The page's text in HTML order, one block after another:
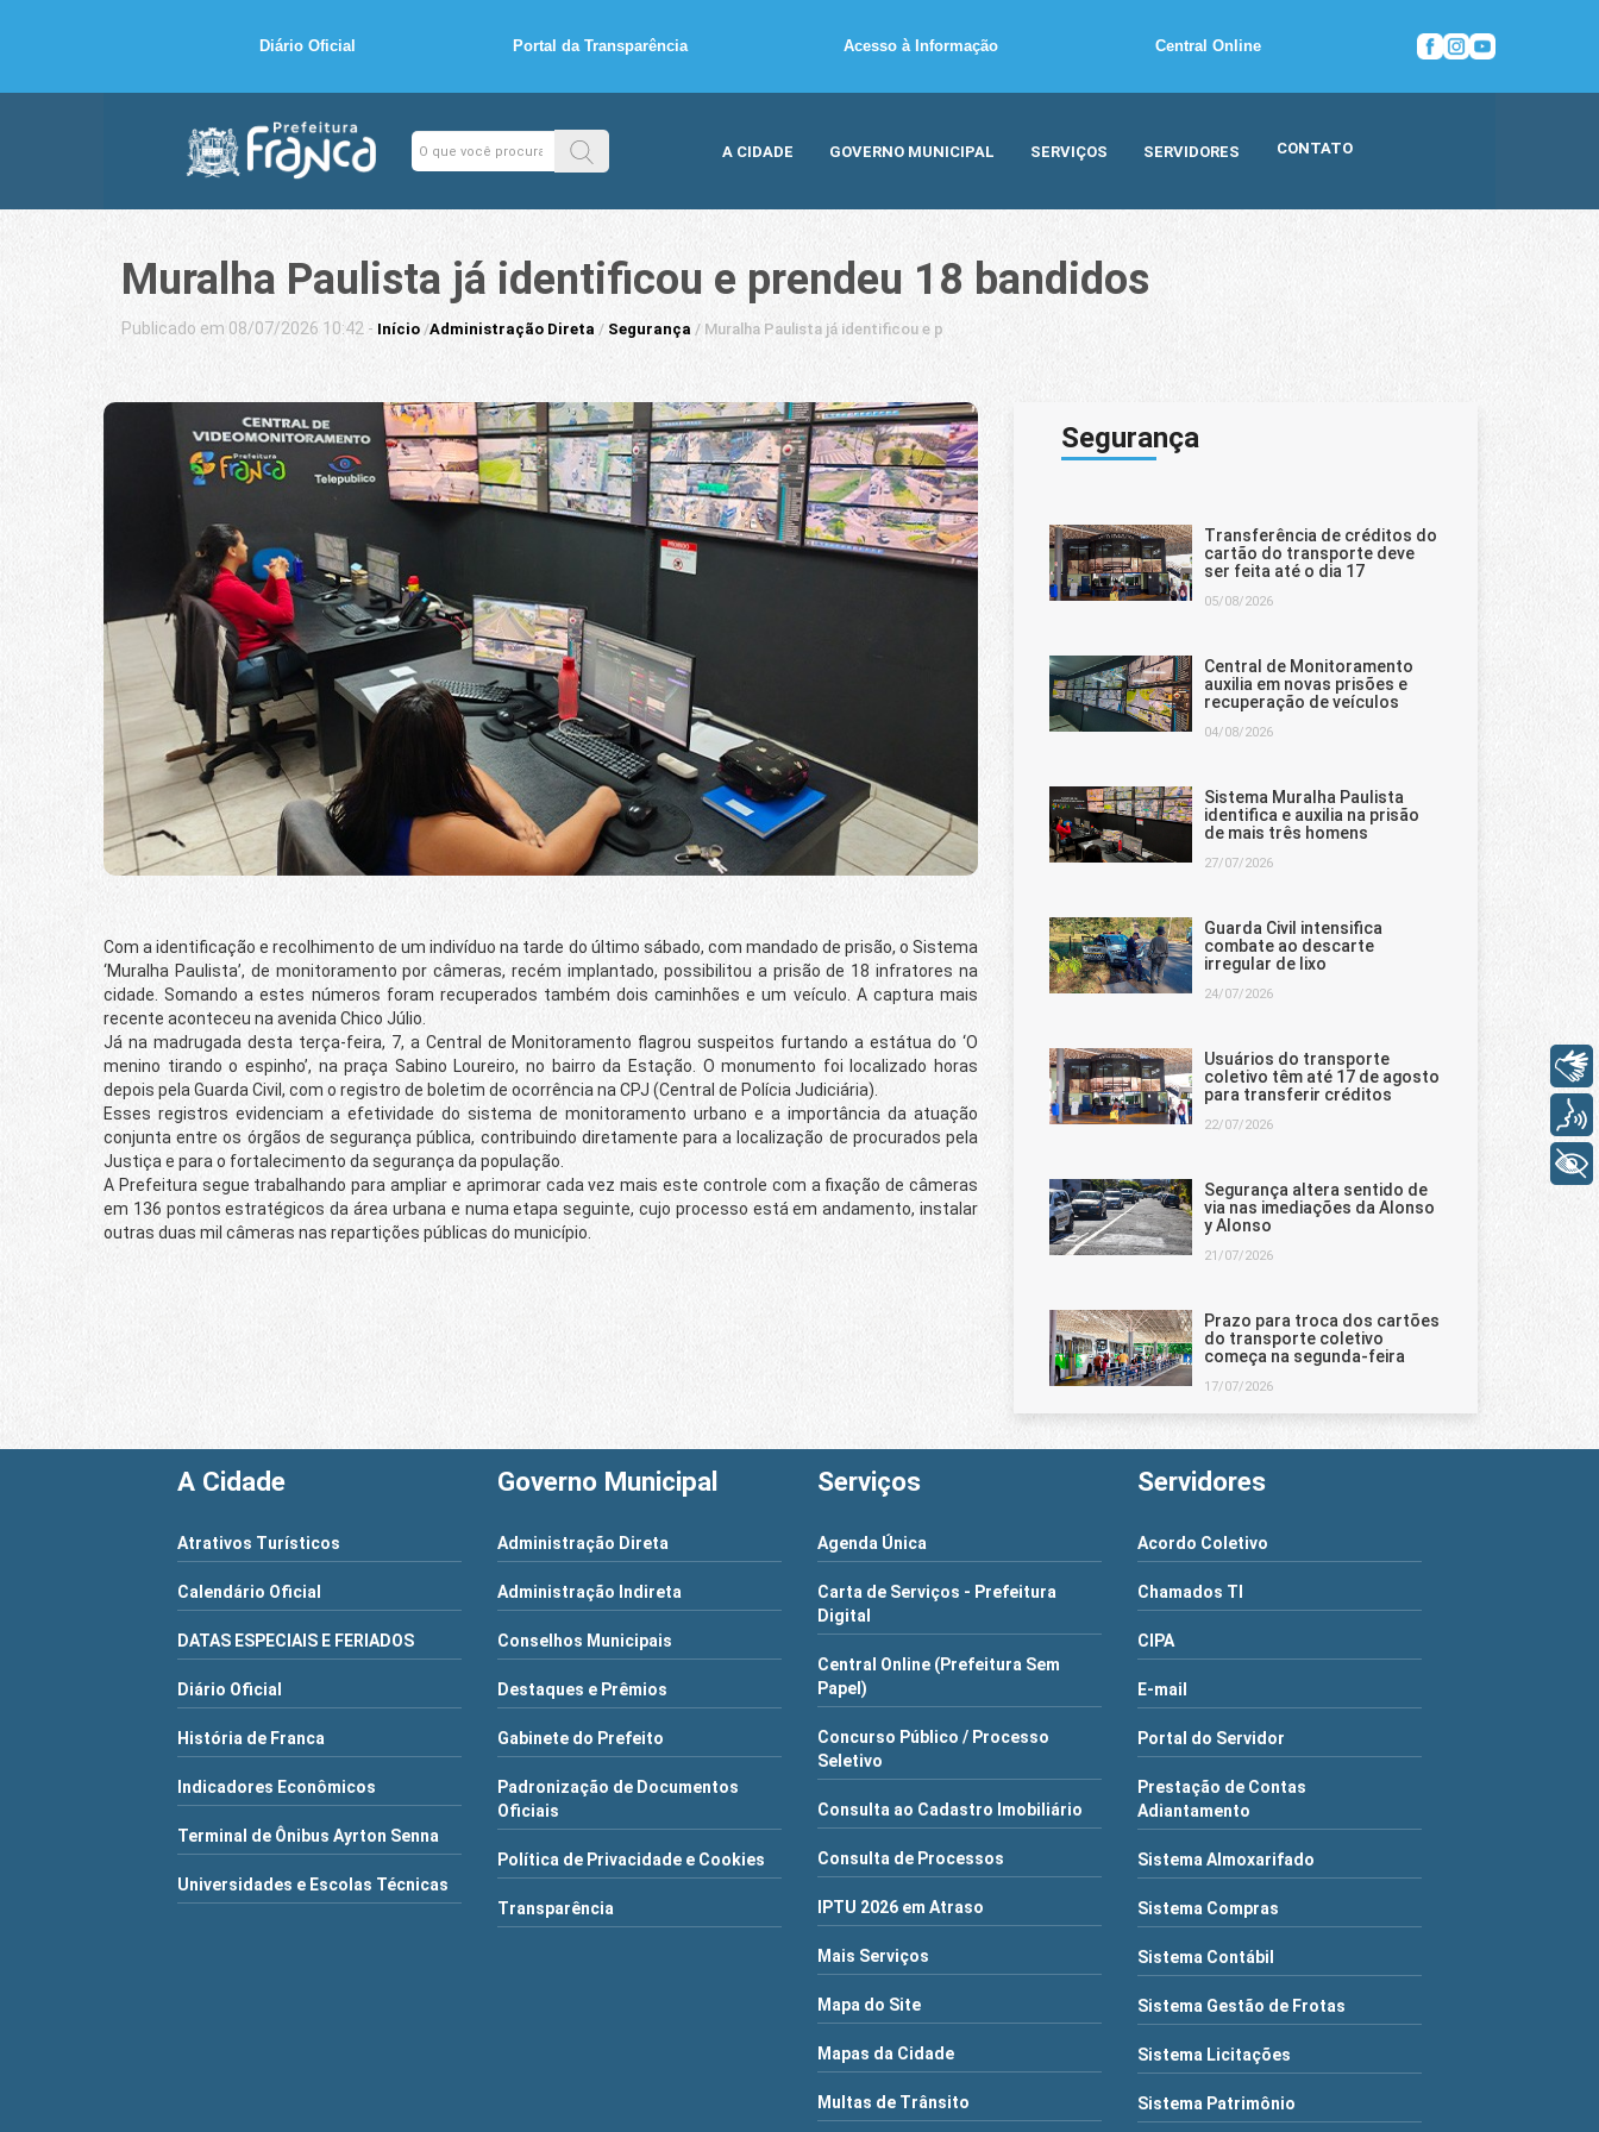
Diário Oficial Portal da Transparência Acesso à Informação Central Online
A CIDADE GOVERNO MUNICIPAL SERVIÇOS SERVIDORES CONTATO
Muralha Paulista já identificou e prendeu 18 bandidos
Publicado em 08/07/2026 10:42 - Início /Administração Direta / Segurança / Muralha Paulista já identificou e prendeu 18 bandidos
Com a identificação e recolhimento de um indivíduo na tarde do último sábado, com mandado de prisão, o Sistema
‘Muralha Paulista’, de monitoramento por câmeras, recém implantado, possibilitou a prisão de 18 infratores na
cidade. Somando a estes números foram recuperados também dois caminhões e um veículo. A captura mais
recente aconteceu na avenida Chico Júlio.
Já na madrugada desta terça-feira, 7, a Central de Monitoramento flagrou suspeitos furtando a estátua do ‘O
menino tirando o espinho’, na praça Sabino Loureiro, no bairro da Estação. O monumento foi localizado horas
depois pela Guarda Civil, com o registro de boletim de ocorrência na CPJ (Central de Polícia Judiciária).
Esses registros evidenciam a efetividade do sistema de monitoramento urbano e a importância da atuação
conjunta entre os órgãos de segurança pública, contribuindo diretamente para a localização de procurados pela
Justiça e para o fortalecimento da segurança da população.
A Prefeitura segue trabalhando para ampliar e aprimorar cada vez mais este controle com a fixação de câmeras
em 136 pontos estratégicos da área urbana e numa etapa seguinte, cujo processo está em andamento, instalar
outras duas mil câmeras nas repartições públicas do município.
Segurança
Transferência de créditos do
cartão do transporte deve
ser feita até o dia 17
05/08/2026
Central de Monitoramento
auxilia em novas prisões e
recuperação de veículos
04/08/2026
Sistema Muralha Paulista
identifica e auxilia na prisão
de mais três homens
27/07/2026
Guarda Civil intensifica
combate ao descarte
irregular de lixo
24/07/2026
Usuários do transporte
coletivo têm até 17 de agosto
para transferir créditos
22/07/2026
Segurança altera sentido de
via nas imediações da Alonso
y Alonso
21/07/2026
Prazo para troca dos cartões
do transporte coletivo
começa na segunda-feira
17/07/2026
A Cidade
Atrativos Turísticos
Calendário Oficial
DATAS ESPECIAIS E FERIADOS
Diário Oficial
História de Franca
Indicadores Econômicos
Terminal de Ônibus Ayrton Senna
Universidades e Escolas Técnicas
Governo Municipal
Administração Direta
Administração Indireta
Conselhos Municipais
Destaques e Prêmios
Gabinete do Prefeito
Padronização de Documentos
Oficiais
Política de Privacidade e Cookies
Transparência
Serviços
Agenda Única
Carta de Serviços - Prefeitura
Digital
Central Online (Prefeitura Sem
Papel)
Concurso Público / Processo
Seletivo
Consulta ao Cadastro Imobiliário
Consulta de Processos
IPTU 2026 em Atraso
Mais Serviços
Mapa do Site
Mapas da Cidade
Multas de Trânsito
Servidores
Acordo Coletivo
Chamados TI
CIPA
E-mail
Portal do Servidor
Prestação de Contas
Adiantamento
Sistema Almoxarifado
Sistema Compras
Sistema Contábil
Sistema Gestão de Frotas
Sistema Licitações
Sistema Patrimônio